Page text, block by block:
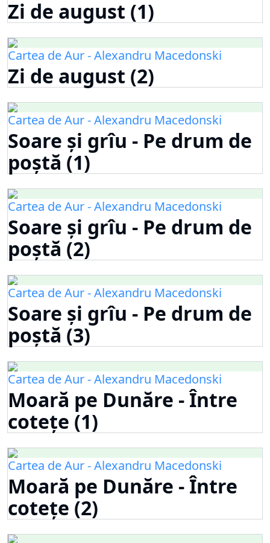
Zi de august (1)
Cartea de Aur - Alexandru Macedonski
Zi de august (2)
Cartea de Aur - Alexandru Macedonski
Soare și grîu - Pe drum de
poștă (1)
Cartea de Aur - Alexandru Macedonski
Soare și grîu - Pe drum de
poștă (2)
Cartea de Aur - Alexandru Macedonski
Soare și grîu - Pe drum de
poștă (3)
Cartea de Aur - Alexandru Macedonski
Moară pe Dunăre - Între
cotețe (1)
Cartea de Aur - Alexandru Macedonski
Moară pe Dunăre - Între
cotețe (2)